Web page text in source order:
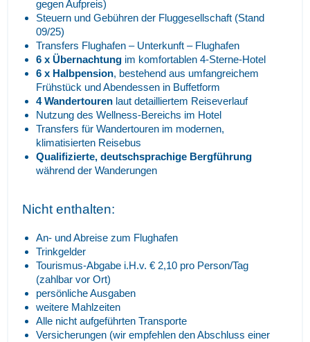
gegen Aufpreis)
Steuern und Gebühren der Fluggesellschaft (Stand
09/25)
Transfers Flughafen – Unterkunft – Flughafen
6 x Übernachtung im komfortablen 4-Sterne-Hotel
6 x Halbpension, bestehend aus umfangreichem
Frühstück und Abendessen in Buffetform
4 Wandertouren laut detailliertem Reiseverlauf
Nutzung des Wellness-Bereichs im Hotel
Transfers für Wandertouren im modernen,
klimatisierten Reisebus
Qualifizierte, deutschsprachige Bergführung
während der Wanderungen
Nicht enthalten:
An- und Abreise zum Flughafen
Trinkgelder
Tourismus-Abgabe i.H.v. € 2,10 pro Person/Tag
(zahlbar vor Ort)
persönliche Ausgaben
weitere Mahlzeiten
Alle nicht aufgeführten Transporte
Versicherungen (wir empfehlen den Abschluss einer